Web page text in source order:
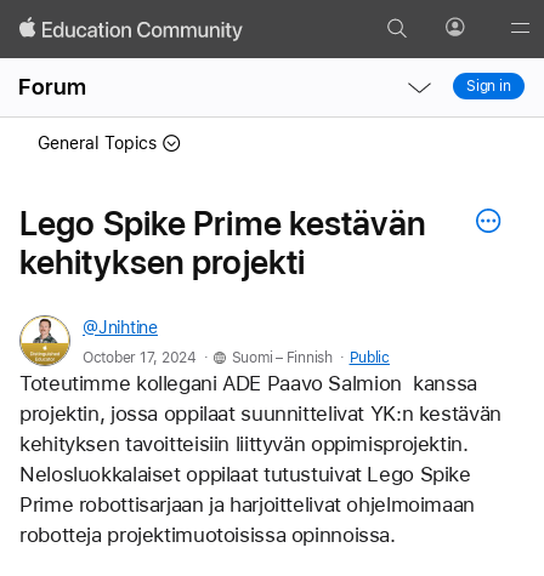
Search Profile
Forum
Local
Nav
Local
Nav
Sign in
General Topics
Lego Spike Prime kestävän
kehityksen projekti
@Jnihtine
October 17, 2024 . Suomi – Finnish . Public
Toteutimme kollegani ADE Paavo Salmion  kanssa
projektin, jossa oppilaat suunnittelivat YK:n kestävän
kehityksen tavoitteisiin liittyvän oppimisprojektin.
Nelosluokkalaiset oppilaat tutustuivat Lego Spike
Prime robottisarjaan ja harjoittelivat ohjelmoimaan
robotteja projektimuotoisissa opinnoissa.